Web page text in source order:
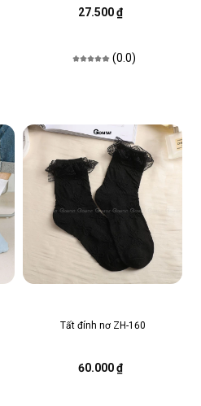
27.500 ₫
(0.0)
Tất đính nơ ZH-160
60.000 ₫